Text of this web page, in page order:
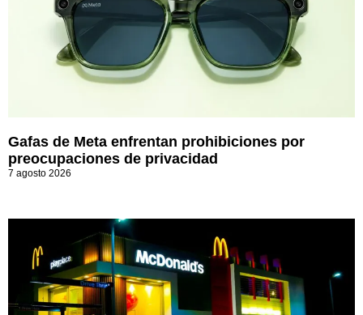
Gafas de Meta enfrentan prohibiciones por
preocupaciones de privacidad
7 agosto 2026